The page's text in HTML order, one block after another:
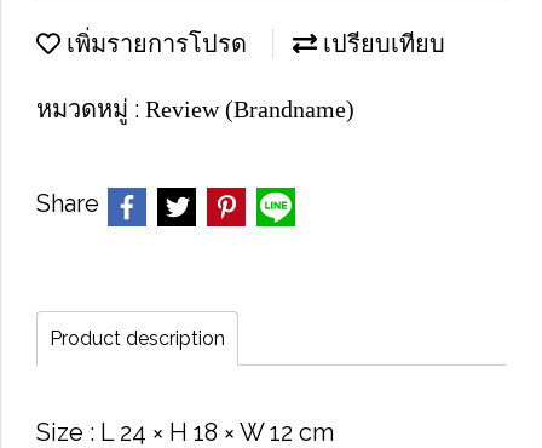
เพิ่มรายการโปรด เปรียบเทียบ
หมวดหมู่ : Review (Brandname)
Share
Product description
Size​ : L​ 24​ × H​ 18 × W​ 12 cm